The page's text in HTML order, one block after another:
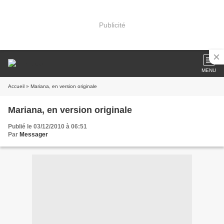
Publicité
MENU
Accueil » Mariana, en version originale
Mariana, en version originale
Publié le 03/12/2010 à 06:51
Par Messager